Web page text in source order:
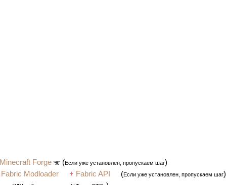
Minecraft Forge (Если уже установлен, пропускаем шаг)
Fabric Modloader + Fabric API (Если уже установлен, пропускаем шаг)